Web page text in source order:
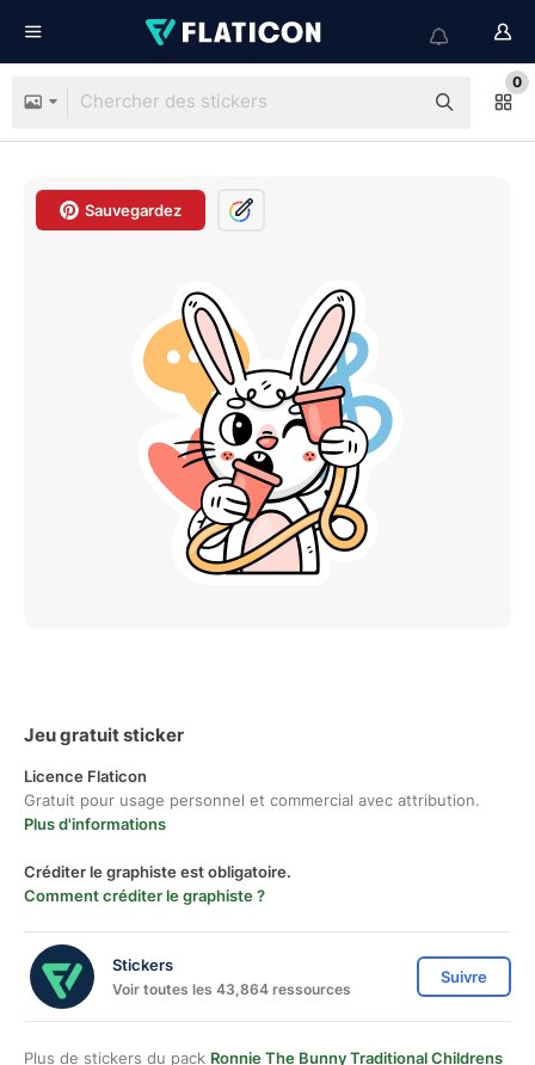
0
Sauvegardez
Jeu gratuit sticker
Licence Flaticon
Gratuit pour usage personnel et commercial avec attribution.
Plus d'informations
Créditer le graphiste est obligatoire.
Comment créditer le graphiste ?
Stickers
Voir toutes les 43,864 ressources
Suivre
Plus de stickers du pack Ronnie The Bunny Traditional Childrens